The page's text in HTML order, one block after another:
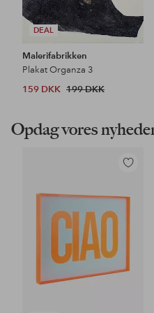
DEAL
Malerifabrikken
Plakat Organza 3
159 DKK 199 DKK
Opdag vores
Tilføj
favoritter